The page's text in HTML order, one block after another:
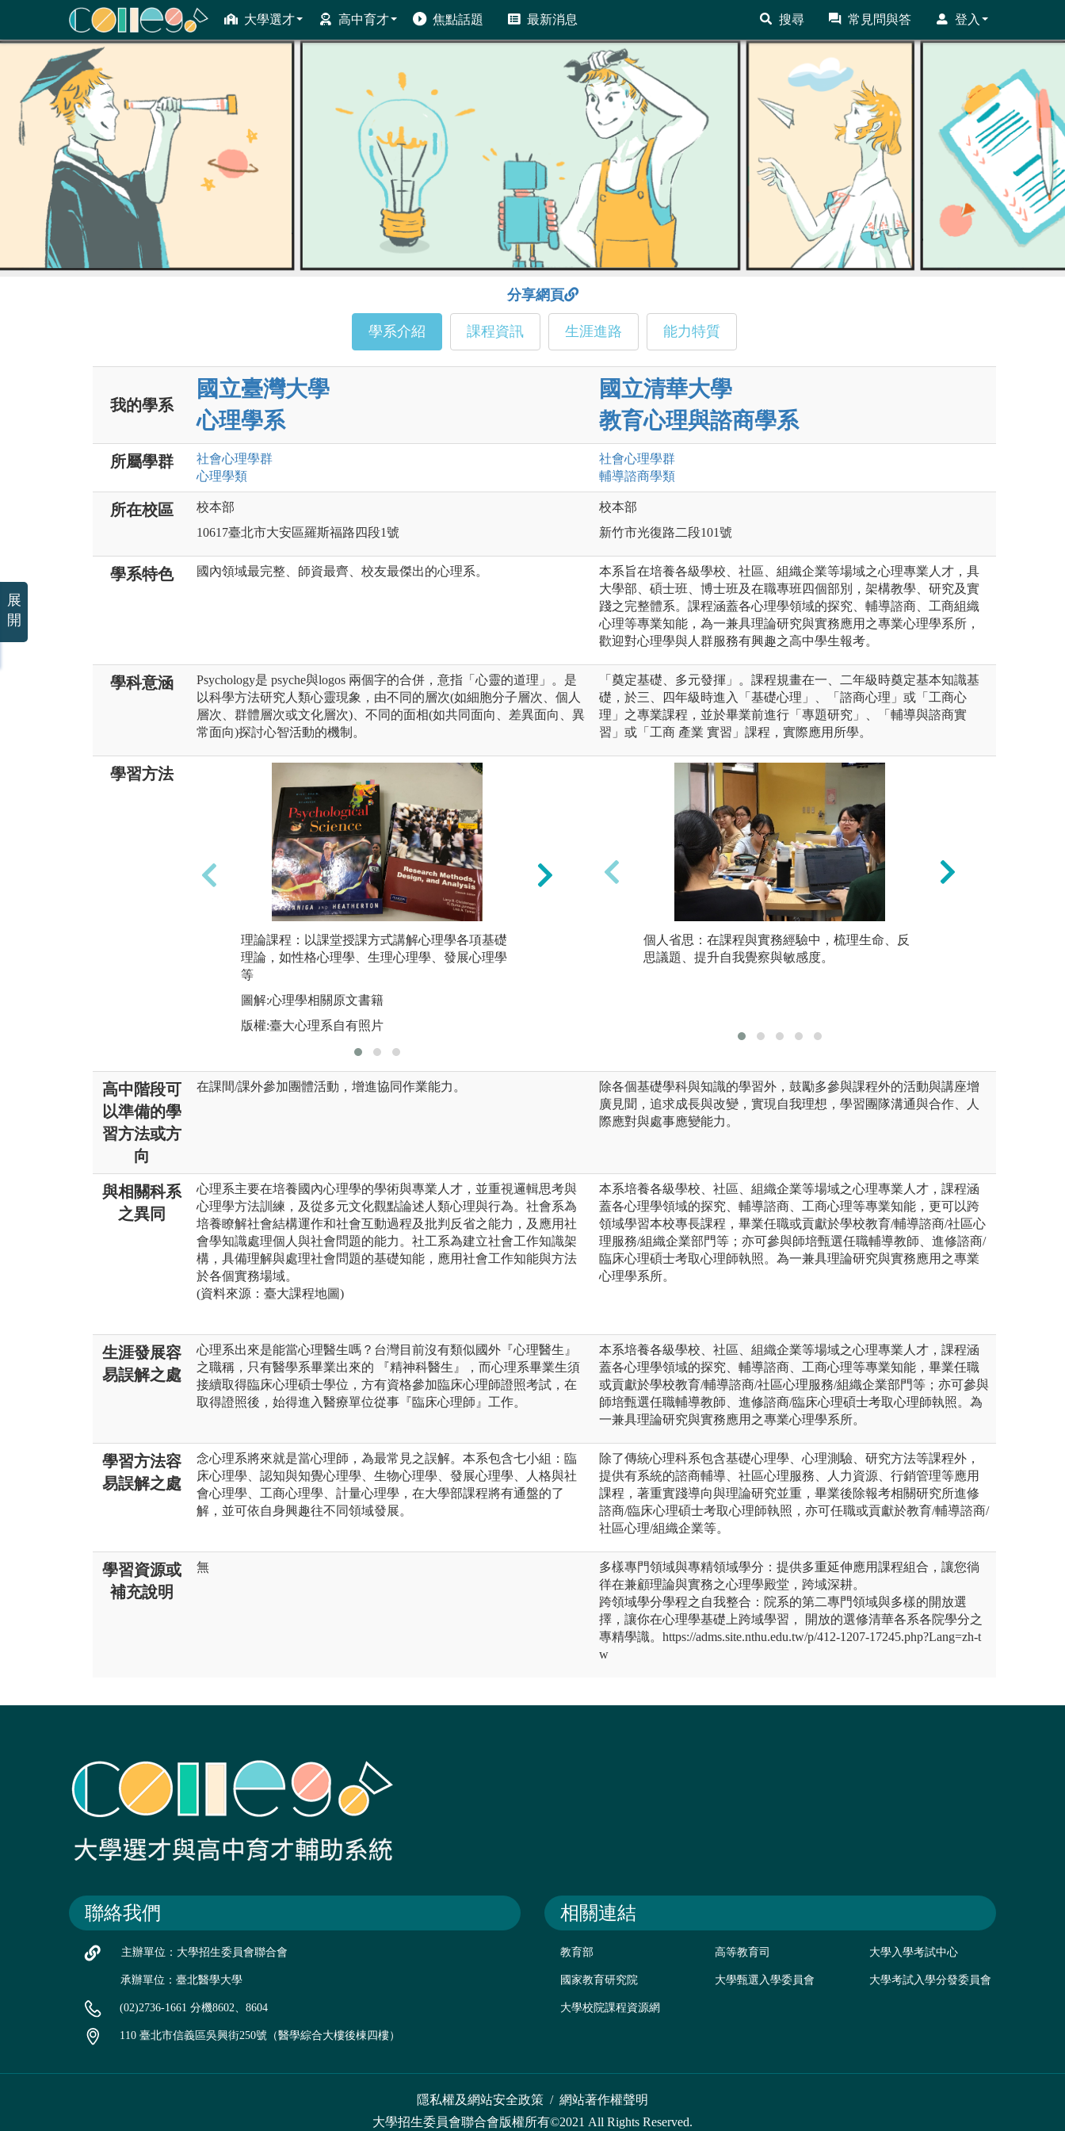
大學選才 高中育才 焦點話題 最新消息 搜尋 常見問與答 登入
ColleGo! 大學選才與高中育才輔助系統
分享網頁
學系介紹 課程資訊 生涯進路 能力特質
我的學系
國立臺灣大學
心理學系
國立清華大學
教育心理與諮商學系
所屬學群 社會心理學群
心理學類
社會心理學群
輔導諮商學類
所在校區
校本部
10617臺北市大安區羅斯福路四段1號
校本部
新竹市光復路二段101號
學系特色 國內領域最完整、師資最齊、校友最傑出的心理系。
本系旨在培養各級學校、社區、組織企業等場域之心理專業人才，具
大學部、碩士班、博士班及在職專班四個部別，架構教學、研究及實
踐之完整體系。課程涵蓋各心理學領域的探究、輔導諮商、工商組織
心理等專業知能，為一兼具理論研究與實務應用之專業心理學系所，
歡迎對心理學與人群服務有興趣之高中學生報考。
學科意涵
Psychology是 psyche與logos 兩個字的合併，意指「心靈的道理」。是
以科學方法研究人類心靈現象，由不同的層次(如細胞分子層次、個人
層次、群體層次或文化層次)、不同的面相(如共同面向、差異面向、異
常面向)探討心智活動的機制。
「奠定基礎、多元發揮」。課程規畫在一、二年級時奠定基本知識基
礎，於三、四年級時進入「基礎心理」、「諮商心理」或「工商心
理」之專業課程，並於畢業前進行「專題研究」、「輔導與諮商實
習」或「工商 產業 實習」課程，實際應用所學。
學習方法
理論課程：以課堂授課方式講解心理學各項基礎
理論，如性格心理學、生理心理學、發展心理學
等
圖解:心理學相關原文書籍
版權:臺大心理系自有照片
統計軟體操作：熟悉統計軟體，如SAS、R語言
等，進行資料分析
個人省思：在課程與實務經驗中，梳理生命、反
思議題、提升自我覺察與敏感度。
高中階段可
以準備的學
習方法或方
向
在課間/課外參加團體活動，增進協同作業能力。
除各個基礎學科與知識的學習外，鼓勵多參與課程外的活動與講座增
廣見聞，追求成長與改變，實現自我理想，學習團隊溝通與合作、人
際應對與處事應變能力。
與相關科系
之異同
心理系主要在培養國內心理學的學術與專業人才，並重視邏輯思考與
心理學方法訓練，及從多元文化觀點論述人類心理與行為。社會系為
培養瞭解社會結構運作和社會互動過程及批判反省之能力，及應用社
會學知識處理個人與社會問題的能力。社工系為建立社會工作知識架
構，具備理解與處理社會問題的基礎知能，應用社會工作知能與方法
於各個實務場域。
(資料來源：臺大課程地圖)
本系培養各級學校、社區、組織企業等場域之心理專業人才，課程涵
蓋各心理學領域的探究、輔導諮商、工商心理等專業知能，更可以跨
領域學習本校專長課程，畢業任職或貢獻於學校教育/輔導諮商/社區心
理服務/組織企業部門等；亦可參與師培甄選任職輔導教師、進修諮商/
臨床心理碩士考取心理師執照。為一兼具理論研究與實務應用之專業
心理學系所。
生涯發展容
易誤解之處
心理系出來是能當心理醫生嗎？台灣目前沒有類似國外『心理醫生』
之職稱，只有醫學系畢業出來的 『精神科醫生』，而心理系畢業生須
接續取得臨床心理碩士學位，方有資格參加臨床心理師證照考試，在
取得證照後，始得進入醫療單位從事『臨床心理師』工作。
本系培養各級學校、社區、組織企業等場域之心理專業人才，課程涵
蓋各心理學領域的探究、輔導諮商、工商心理等專業知能，畢業任職
或貢獻於學校教育/輔導諮商/社區心理服務/組織企業部門等；亦可參與
師培甄選任職輔導教師、進修諮商/臨床心理碩士考取心理師執照。為
一兼具理論研究與實務應用之專業心理學系所。
學習方法容
易誤解之處
念心理系將來就是當心理師，為最常見之誤解。本系包含七小組：臨
床心理學、認知與知覺心理學、生物心理學、發展心理學、人格與社
會心理學、工商心理學、計量心理學，在大學部課程將有通盤的了
解，並可依自身興趣往不同領域發展。
除了傳統心理科系包含基礎心理學、心理測驗、研究方法等課程外，
提供有系統的諮商輔導、社區心理服務、人力資源、行銷管理等應用
課程，著重實踐導向與理論研究並重，畢業後除報考相關研究所進修
諮商/臨床心理碩士考取心理師執照，亦可任職或貢獻於教育/輔導諮商/
社區心理/組織企業等。
學習資源或
補充說明
無
多樣專門領域與專精領域學分：提供多重延伸應用課程組合，讓您徜
徉在兼顧理論與實務之心理學殿堂，跨域深耕。
跨領域學分學程之自我整合：院系的第二專門領域與多樣的開放選
擇，讓你在心理學基礎上跨域學習， 開放的選修清華各系各院學分之
專精學識。https://adms.site.nthu.edu.tw/p/412-1207-17245.php?Lang=zh-t
w
聯絡我們
主辦單位：大學招生委員會聯合會
承辦單位：臺北醫學大學
(02)2736-1661 分機8602、8604
110 臺北市信義區吳興街250號（醫學綜合大樓後棟四樓）
相關連結
教育部 高等教育司 大學入學考試中心
國家教育研究院 大學甄選入學委員會 大學考試入學分發委員會
大學校院課程資源網
隱私權及網站安全政策 / 網站著作權聲明
大學招生委員會聯合會版權所有©2021 All Rights Reserved.
展
開